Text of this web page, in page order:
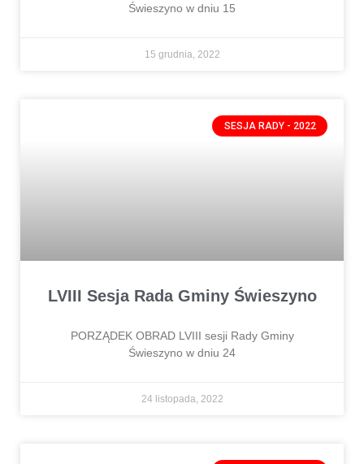
Świeszyno w dniu 15
15 grudnia, 2022
SESJA RADY - 2022
LVIII Sesja Rada Gminy Świeszyno
PORZĄDEK OBRAD LVIII sesji Rady Gminy
Świeszyno w dniu 24
24 listopada, 2022